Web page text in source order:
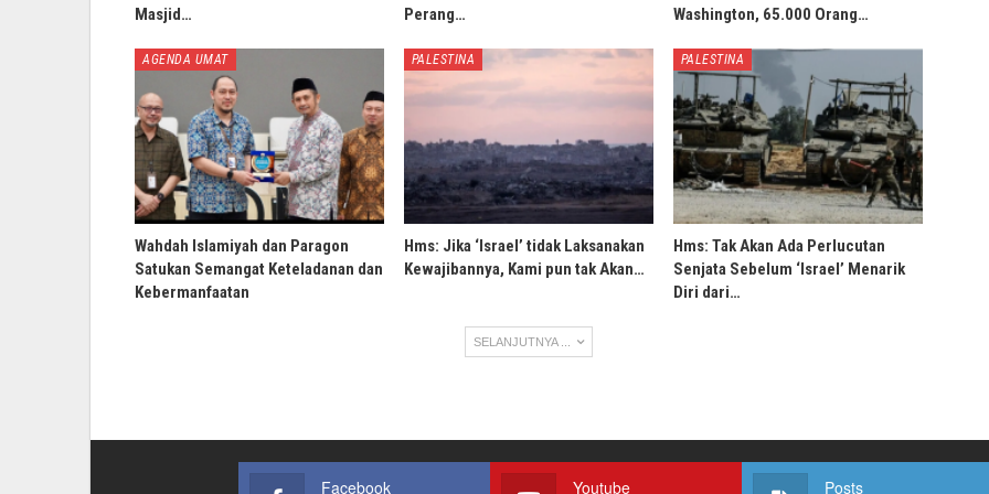
Masjid…
Perang…
Washington, 65.000 Orang…
AGENDA UMAT
Wahdah Islamiyah dan Paragon
Satukan Semangat Keteladanan dan
Kebermanfaatan
PALESTINA
Hms: Jika ‘Israel’ tidak Laksanakan
Kewajibannya, Kami pun tak Akan…
PALESTINA
Hms: Tak Akan Ada Perlucutan
Senjata Sebelum ‘Israel’ Menarik
Diri dari…
SELANJUTNYA ...
Facebook Youtube Posts